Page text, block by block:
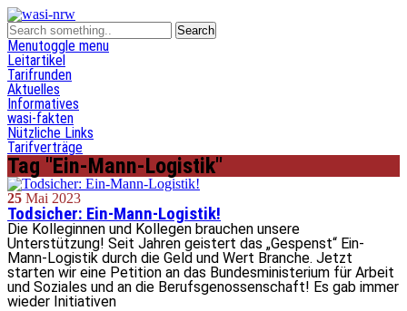
Menutoggle menu
Leitartikel
Tarifrunden
Aktuelles
Informatives
wasi-fakten
Nützliche Links
Tarifverträge
Tag "Ein-Mann-Logistik"
25 Mai 2023
Todsicher: Ein-Mann-Logistik!
Die Kolleginnen und Kollegen brauchen unsere
Unterstützung! Seit Jahren geistert das „Gespenst“ Ein-
Mann-Logistik durch die Geld und Wert Branche. Jetzt
starten wir eine Petition an das Bundesministerium für Arbeit
und Soziales und an die Berufsgenossenschaft! Es gab immer
wieder Initiativen